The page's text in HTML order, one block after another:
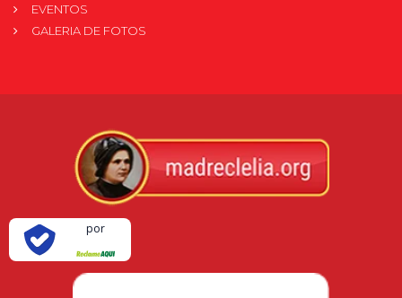
EVENTOS
GALERIA DE FOTOS
por